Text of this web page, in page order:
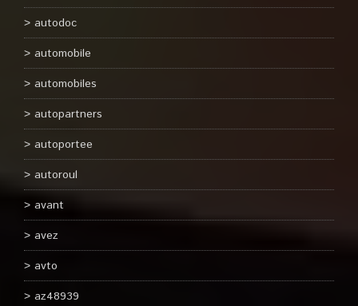
autodoc
automobile
automobiles
autopartners
autoportee
autoroul
avant
avez
avto
az48939